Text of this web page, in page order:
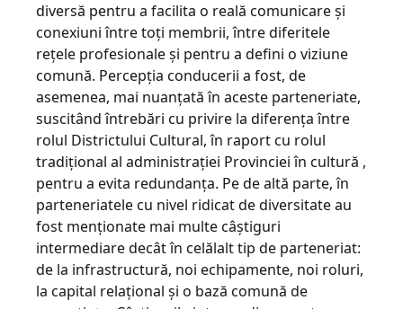
diversă pentru a facilita o reală comunicare şi
conexiuni între toţi membrii, între diferitele
reţele profesionale şi pentru a defini o viziune
comună. Percepţia conducerii a fost, de
asemenea, mai nuanţată în aceste parteneriate,
suscitând întrebări cu privire la diferenţa între
rolul Districtului Cultural, în raport cu rolul
tradiţional al administraţiei Provinciei în cultură ,
pentru a evita redundanţa. Pe de altă parte, în
parteneriatele cu nivel ridicat de diversitate au
fost menţionate mai multe câştiguri
intermediare decât în celălalt tip de parteneriat:
de la infrastructură, noi echipamente, noi roluri,
la capital relaţional şi o bază comună de